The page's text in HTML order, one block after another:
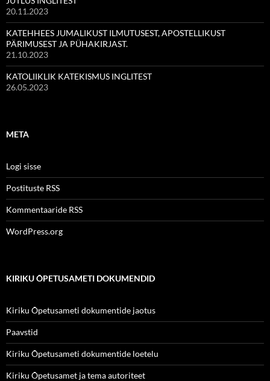
20.11.2023
KATEHHEES JUMALIKUST ILMUTUSEST, APOSTELLIKUST
PÄRIMUSEST JA PÜHAKIRJAST.
21.10.2023
KATOLIIKLIK KATEKISMUS INGLITEST
26.05.2023
META
Logi sisse
Postituste RSS
Kommentaaride RSS
WordPress.org
KIRIKU ÕPETUSAMETI DOKUMENDID
Kiriku Õpetusameti dokumentide jaotus
Paavstid
Kiriku Õpetusameti dokumentide loetelu
Kiriku Õpetusamet ja tema autoriteet